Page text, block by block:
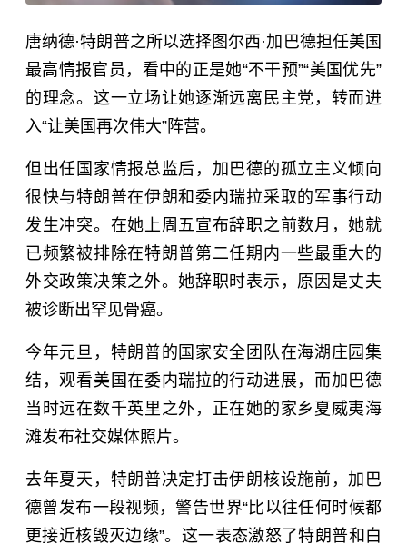
唐纳德·特朗普之所以选择图尔西·加巴德担任美国
最高情报官员，看中的正是她“不干预”“美国优先”
的理念。这一立场让她逐渐远离民主党，转而进
入“让美国再次伟大”阵营。
但出任国家情报总监后，加巴德的孤立主义倾向
很快与特朗普在伊朗和 委内瑞拉采取的军事行动
发生冲突。在她上周五宣布辞职之前数月，她就
已频繁被排除在特朗普第二任期内一些最重大的
外交政策决策之外。她辞职时表示，原因是丈夫
被诊断出罕见骨癌。
今年元旦，特朗普的国家安全团队在海湖庄园集
结，观看美国在委内瑞拉的行动进展，而加巴德
当时远在数千英里之外，正在她的家乡夏威夷海
滩发布社交媒体照片。
去年夏天，特朗普决定打击伊朗核设施前，加巴
德曾发布一段视频，警告世界“比以往任何时候都
更接近核毁灭边缘”。这一表态激怒了特朗普和白